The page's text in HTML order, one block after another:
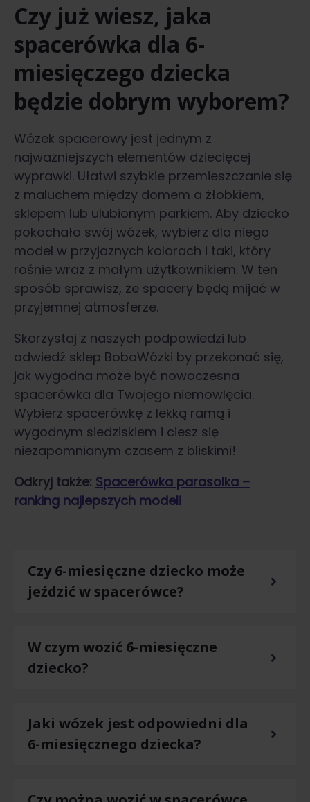
Czy już wiesz, jaka
spacerówka dla 6-
miesięczego dziecka
będzie dobrym wyborem?
Wózek spacerowy jest jednym z
najważniejszych elementów dziecięcej
wyprawki. Ułatwi szybkie przemieszczanie się
z maluchem między domem a żłobkiem,
sklepem lub ulubionym parkiem. Aby dziecko
pokochało swój wózek, wybierz dla niego
model w przyjaznych kolorach i taki, który
rośnie wraz z małym użytkownikiem. W ten
sposób sprawisz, że spacery będą mijać w
przyjemnej atmosferze.
Skorzystaj z naszych podpowiedzi lub
odwiedź sklep BoboWózki by przekonać się,
jak wygodna może być nowoczesna
spacerówka dla Twojego niemowlęcia.
Wybierz spacerówkę z lekką ramą i
wygodnym siedziskiem i ciesz się
niezapomnianym czasem z bliskimi!
Odkryj także: Spacerówka parasolka –
ranking najlepszych modeli
Czy 6-miesięczne dziecko może
jeździć w spacerówce?
W czym wozić 6-miesięczne
dziecko?
Jaki wózek jest odpowiedni dla
6-miesięcznego dziecka?